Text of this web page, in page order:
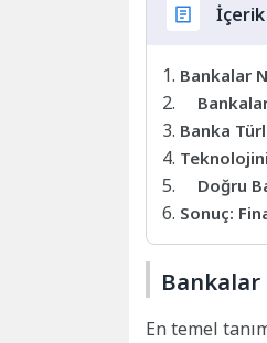
İçerik
Bankalar
Banka
Doğru
Sonuç:
Bankalar
En temel